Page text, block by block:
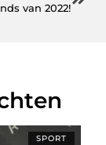
van 2022!
SPORT